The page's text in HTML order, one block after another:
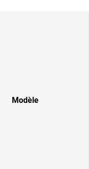
Modèle